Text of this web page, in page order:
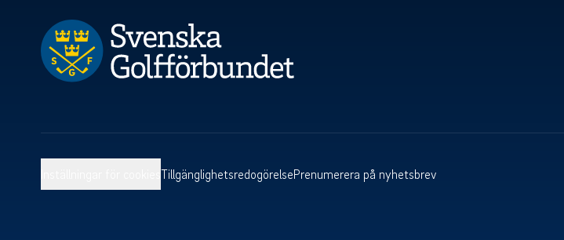
TillgänglighetsredogörelsePrenumerera på nyhetsbrev